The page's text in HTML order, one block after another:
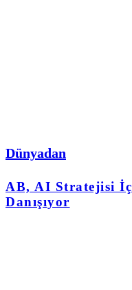
Dünyadan
AB, AI Stratejisi
Danışıyor